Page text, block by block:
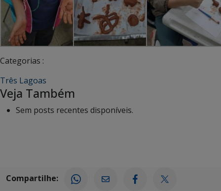
Categorias :
Três Lagoas
Veja Também
Sem posts recentes disponíveis.
Compartilhe: